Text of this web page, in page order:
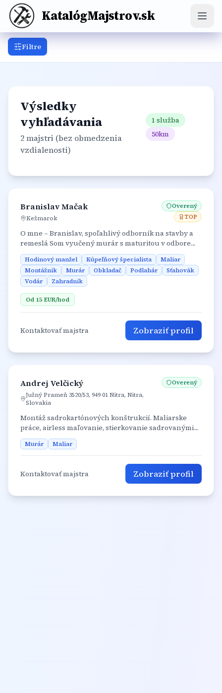
KatalógMajstrov.sk
Filtre
Maliar
Montážnik
Obkladač
Podlahár
Pokrývač Stolár Sťahovák
Vodár
Zámočník
Výsledky
vyhľadávania
2 majstri (bez obmedzenia
vzdialenosti)
1 služba
50km
Branislav Mačak
Kežmarok
Overený
TOP
O mne – Branislav, spoľahlivý odborník na stavby a
remeslá Som vyučený murár s maturitou v odbore
Podnikanie v remeslách a službách a viac než 10
rokov praktických skúseností v stavebníctve. Prácu
robím precízne, zodpovedne a s dôrazom na kvalitu,
funkčnosť a estetiku. Každý projekt beriem ako výzvu,
ktorú treba vyriešiť efektívne a s rozumom. 🛠 Čo ma
vystihuje: - Spoľahlivosť, dochvíľnosť a férový prístup
- Technická zručnosť a cit pre detail - Schopnosť
plánovať, počítať materiál a minimalizovať odpad -
Ochota poradiť a prispôsobiť sa požiadavkám
zákazníka - Skúsenosti s rôznymi typmi stavieb,
rekonštrukcií a remeselných prác 💡 Okrem
praktických úprav až po moderné detaily, ktoré
zlepšia komfort bývania.
Hodinový manžel Kúpeľňový špecialista
Maliar
Montážnik
Murár Obkladač Podlahár
Sťahovák
Vodár
Zahradník
Od 15 EUR/hod
Kontaktovať majstra Zobraziť profil
Andrej Velčický
Južný Prameň 3520/53, 949 01 Nitra, Nitra,
Slovakia
Overený
Montáž sadrokartónových konštrukcií. Maliarske
práce, airless maľovanie, stierkovanie sadrovanými
stierkami.
Murár Maliar
Kontaktovať majstra Zobraziť profil